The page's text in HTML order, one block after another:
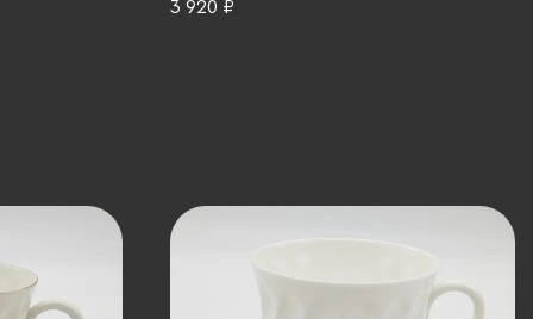
фарфор, роспись, золочение, СССР,
3 920 ₽